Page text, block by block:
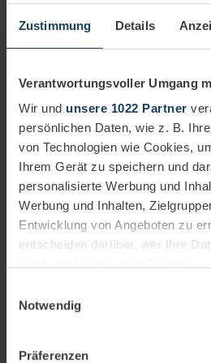
Zustimmung Details
Verantwortungsvoller Umgang
Wir und unsere 1022 Partner
persönlichen Daten, wie z. B.
von Technologien wie Cookies,
Ihrem Gerät zu speichern und
personalisierte Werbung und
Werbung und Inhalten,
Entwicklung von Angeboten zu
entscheiden darüber, wer Ihre
Trigger Symbol ändern oder
Notwendig
Präferenzen
Support with the
specific legal
FAQ